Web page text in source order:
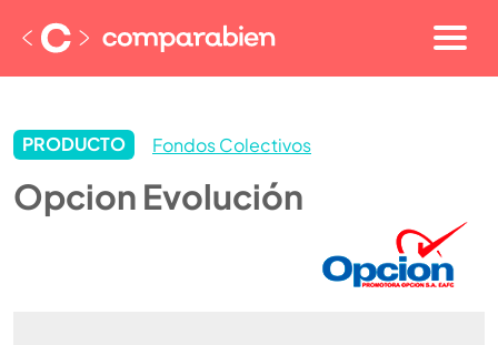
PRODUCTO Fondos Colectivos
Opcion Evolución